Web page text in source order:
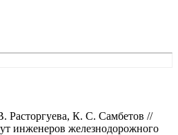
Расторгуева, К. С. Самбетов //
инженеров железнодорожного